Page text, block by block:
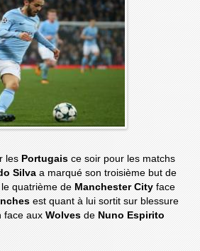
les Portugais ce soir pour les matchs
Silva a marqué son troisième but de
quatrième de Manchester City face
est quant à lui sortit sur blessure
face auxWolves de Nuno Espirito